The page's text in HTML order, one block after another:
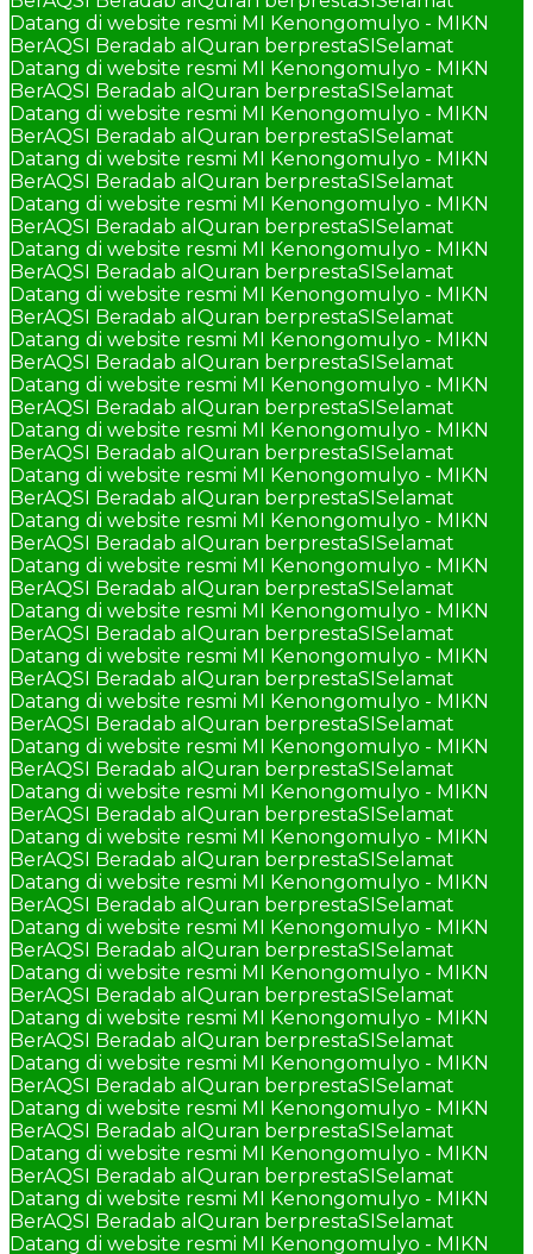
Datang di website resmi MI Kenongomulyo - MIKN
BerAQSI Beradab alQuran berprestaSISelamat
Datang di website resmi MI Kenongomulyo - MIKN
BerAQSI Beradab alQuran berprestaSISelamat
Datang di website resmi MI Kenongomulyo - MIKN
BerAQSI Beradab alQuran berprestaSISelamat
Datang di website resmi MI Kenongomulyo - MIKN
BerAQSI Beradab alQuran berprestaSISelamat
Datang di website resmi MI Kenongomulyo - MIKN
BerAQSI Beradab alQuran berprestaSISelamat
Datang di website resmi MI Kenongomulyo - MIKN
BerAQSI Beradab alQuran berprestaSISelamat
Datang di website resmi MI Kenongomulyo - MIKN
BerAQSI Beradab alQuran berprestaSISelamat
Datang di website resmi MI Kenongomulyo - MIKN
BerAQSI Beradab alQuran berprestaSISelamat
Datang di website resmi MI Kenongomulyo - MIKN
BerAQSI Beradab alQuran berprestaSISelamat
Datang di website resmi MI Kenongomulyo - MIKN
BerAQSI Beradab alQuran berprestaSISelamat
Datang di website resmi MI Kenongomulyo - MIKN
BerAQSI Beradab alQuran berprestaSISelamat
Datang di website resmi MI Kenongomulyo - MIKN
BerAQSI Beradab alQuran berprestaSISelamat
Datang di website resmi MI Kenongomulyo - MIKN
BerAQSI Beradab alQuran berprestaSISelamat
Datang di website resmi MI Kenongomulyo - MIKN
BerAQSI Beradab alQuran berprestaSISelamat
Datang di website resmi MI Kenongomulyo - MIKN
BerAQSI Beradab alQuran berprestaSISelamat
Datang di website resmi MI Kenongomulyo - MIKN
BerAQSI Beradab alQuran berprestaSISelamat
Datang di website resmi MI Kenongomulyo - MIKN
BerAQSI Beradab alQuran berprestaSISelamat
Datang di website resmi MI Kenongomulyo - MIKN
BerAQSI Beradab alQuran berprestaSISelamat
Datang di website resmi MI Kenongomulyo - MIKN
BerAQSI Beradab alQuran berprestaSISelamat
Datang di website resmi MI Kenongomulyo - MIKN
BerAQSI Beradab alQuran berprestaSISelamat
Datang di website resmi MI Kenongomulyo - MIKN
BerAQSI Beradab alQuran berprestaSISelamat
Datang di website resmi MI Kenongomulyo - MIKN
BerAQSI Beradab alQuran berprestaSISelamat
Datang di website resmi MI Kenongomulyo - MIKN
BerAQSI Beradab alQuran berprestaSISelamat
Datang di website resmi MI Kenongomulyo - MIKN
BerAQSI Beradab alQuran berprestaSISelamat
Datang di website resmi MI Kenongomulyo - MIKN
BerAQSI Beradab alQuran berprestaSISelamat
Datang di website resmi MI Kenongomulyo - MIKN
BerAQSI Beradab alQuran berprestaSISelamat
Datang di website resmi MI Kenongomulyo - MIKN
BerAQSI Beradab alQuran berprestaSISelamat
Datang di website resmi MI Kenongomulyo - MIKN